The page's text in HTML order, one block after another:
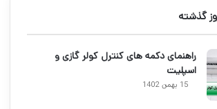
راهنمای دکمه های کنترل کولر گازی و
اسپلیت
15 بهمن 1402